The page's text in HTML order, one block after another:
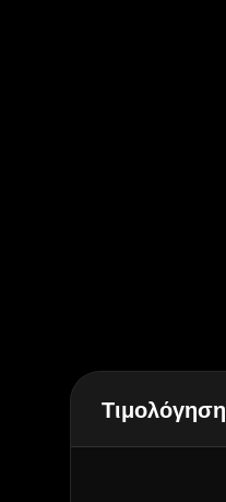
Τιμολόγηση